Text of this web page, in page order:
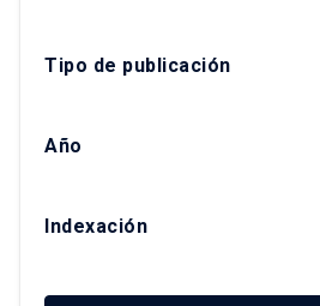
Gonzalo Salazar Preece
Tipo de publicación
Año
Indexación